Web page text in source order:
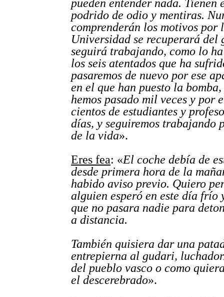
pueden entender nada. Tienen
podrido de odio y mentiras.
comprenderán los motivos por
Universidad se recuperará del
seguirá trabajando, como lo
los seis atentados que ha
pasaremos de nuevo por ese
en el que han puesto la
hemos pasado mil veces y por
cientos de estudiantes y
días, y seguiremos trabajando
de la vida».
Eres fea: «El coche debía de
desde primera hora de la
habido aviso previo. Quiero
alguien esperó en este día frío
que no pasara nadie para
a distancia.
También quisiera dar una
entrepierna al gudari,
del pueblo vasco o como
el descerebrado».